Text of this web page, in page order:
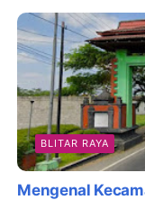
BLITAR RAYA
Mengenal